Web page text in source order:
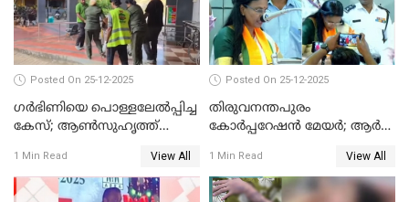
Posted On 25-12-2025
ഗര്‍ഭിണിയെ പൊള്ളലേല്‍പ്പിച്ച
കേസ്; ആണ്‍സുഹൃത്ത്
1 Min Read View All
Posted On 25-12-2025
തിരുവനന്തപുരം
കോര്‍പ്പറേഷന്‍ മേയർ; ആര്‍
1 Min Read View All